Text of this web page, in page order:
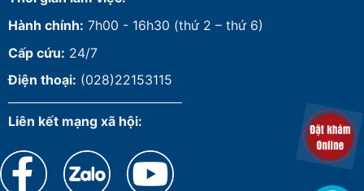
Hành chính: 7h00 - 16h30 (thứ 2 – thứ 6)
Cấp cứu: 24/7
Điện thoại: (028)22153115
Liên kết mạng xã hội: